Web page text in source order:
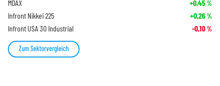
MDAX +0,45%
Infront Nikkei 225 +0,26%
Infront USA 30 Industrial -0,10%
Zum Sektorvergleich